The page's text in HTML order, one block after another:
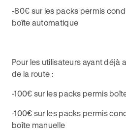
-80€ sur les packs permis
boîte automatique
Pour les utilisateurs ayant déjà
de la route :
-100€ sur les packs permis
-100€ sur les packs permis
boîte manuelle